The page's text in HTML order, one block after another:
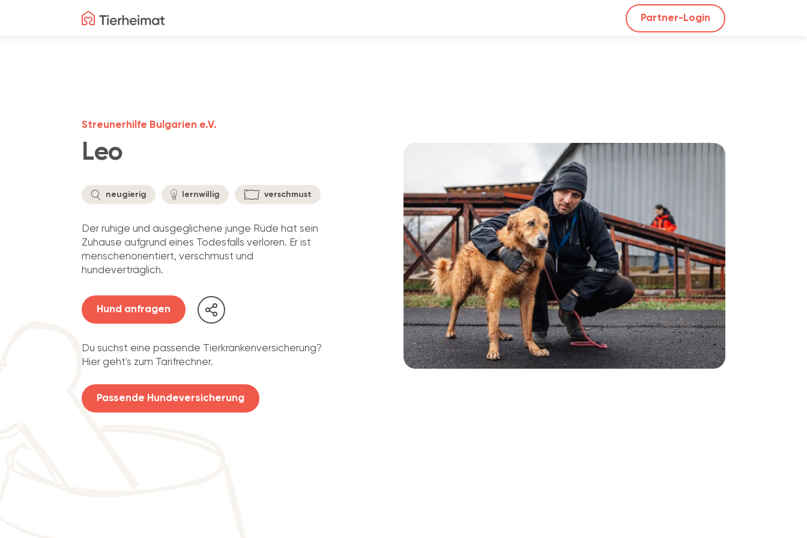
Partner-Login
Leo
Streunerhilfe Bulgarien e.V.
neugierig lernwillig verschmust
Der ruhige und ausgeglichene junge Rüde hat sein
Zuhause aufgrund eines Todesfalls verloren. Er ist
menschenorientiert, verschmust und
hundeverträglich.
Hund anfragen
Du suchst eine passende Tierkrankenversicherung?
Hier geht's zum Tarifrechner.
Passende Hundeversicherung